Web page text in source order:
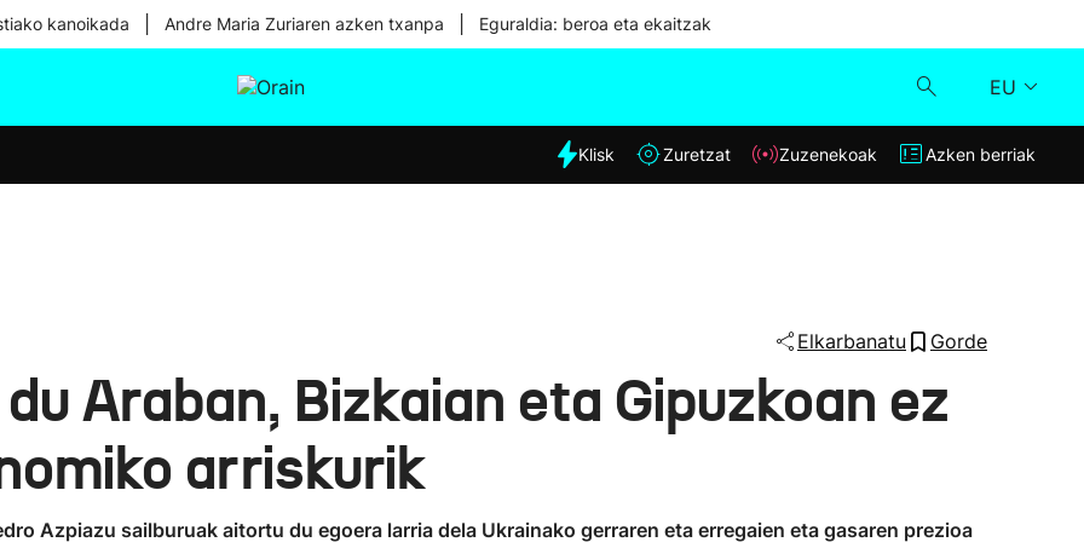
kanoikada Andre Maria Zuriaren azken txanpa Eguraldia: beroa eta ekaitzak
EU
Eguraldia
Klisk
Azken berriak
Klisk Zuretzat Zuzenekoak Azken berriak
Elkarbanatu Gorde
Araban, Bizkaian eta Gipuzkoan ez
arriskurik
Azpiazu sailburuak aitortu du egoera larria dela Ukrainako gerraren eta erregaien eta gasaren prezioa